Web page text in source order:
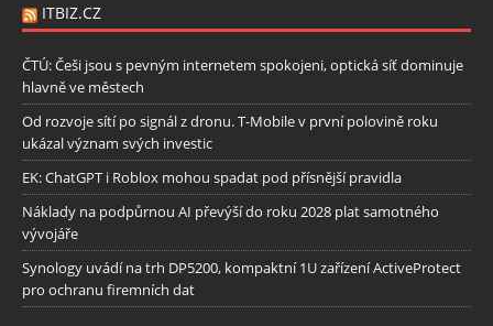
ITBIZ.CZ
ČTÚ: Češi jsou s pevným internetem spokojeni, optická síť dominuje
hlavně ve městech
Od rozvoje sítí po signál z dronu. T-Mobile v první polovině roku
ukázal význam svých investic
EK: ChatGPT i Roblox mohou spadat pod přísnější pravidla
Náklady na podpůrnou AI převýší do roku 2028 plat samotného
vývojáře
Synology uvádí na trh DP5200, kompaktní 1U zařízení ActiveProtect
pro ochranu firemních dat